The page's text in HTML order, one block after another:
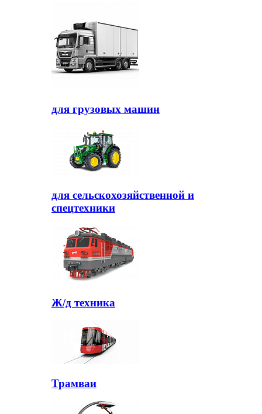
для грузовых машин
для сельскохозяйственной и
спецтехники
Ж/д техника
Трамваи